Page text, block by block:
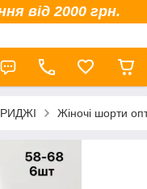
від 2000 грн.
Жіночі шорти